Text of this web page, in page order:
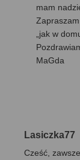
mam
„jak w
MaGda
Lasiczka77
Cześć,